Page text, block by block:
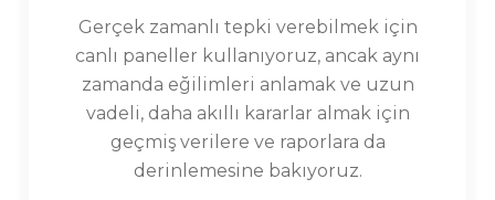
Gerçek zamanlı tepki verebilmek için
canlı paneller kullanıyoruz, ancak aynı
zamanda eğilimleri anlamak ve uzun
vadeli, daha akıllı kararlar almak için
geçmiş verilere ve raporlara da
derinlemesine bakıyoruz.